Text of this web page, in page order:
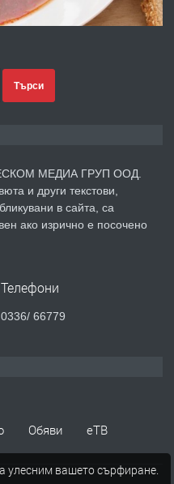
"По стъпките на Ангел
преди 1 година
Търси
ЕСКОМ МЕДИА ГРУП ООД.
и други текстови,
в сайта, са
ако изрично е посочено
Телефони
0336/ 66779
Обяви
еТВ
улесним вашето сърфиране.